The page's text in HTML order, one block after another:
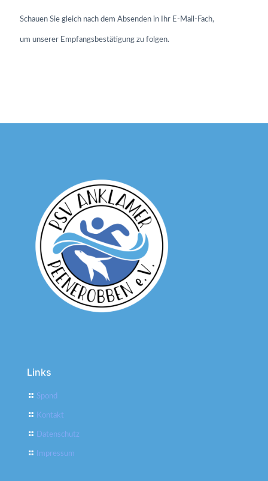
Schauen Sie gleich nach dem Absenden in Ihr E-Mail-Fach,
um unserer Empfangsbestätigung zu folgen.
Links
Spond
Kontakt
Datenschutz
Impressum